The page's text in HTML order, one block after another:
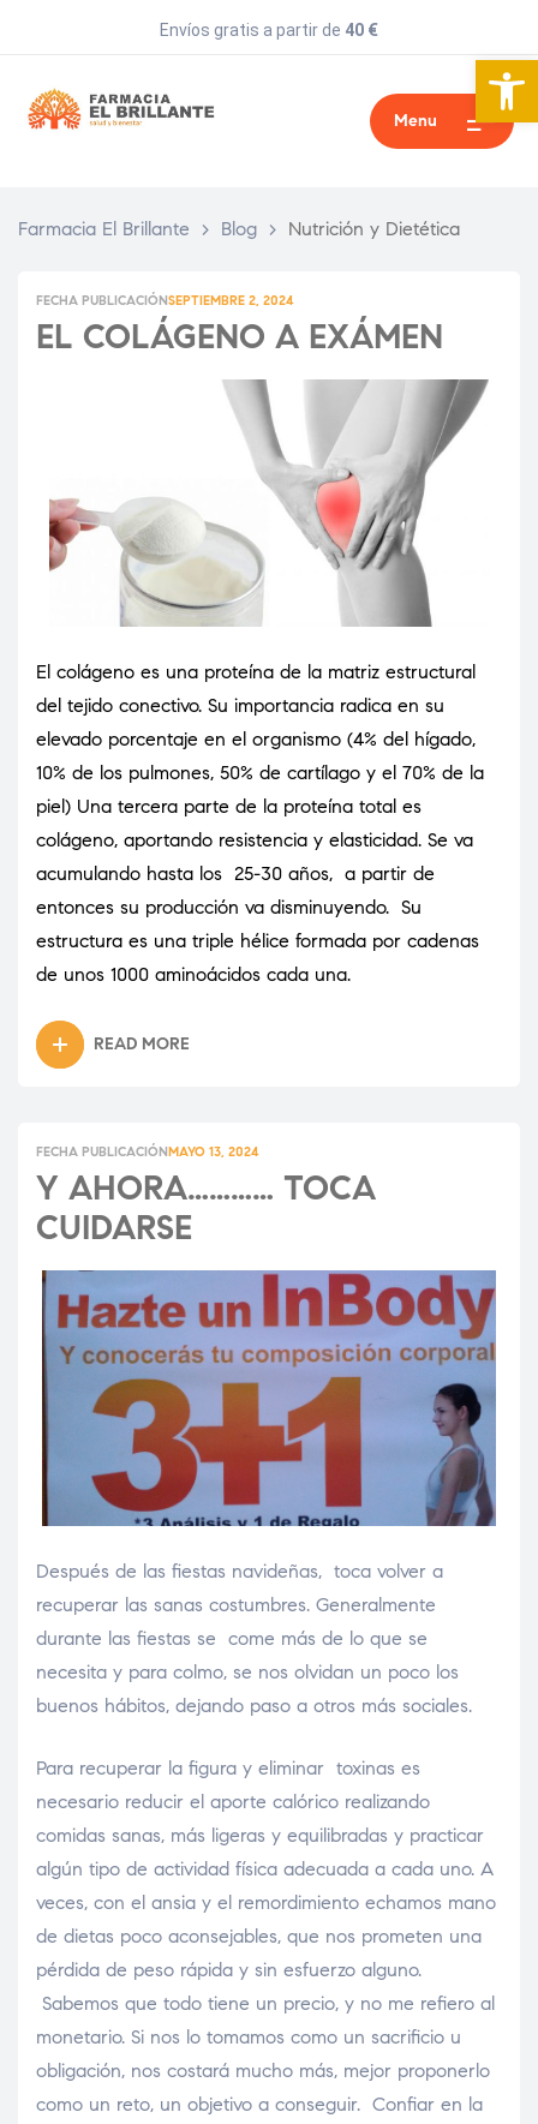
Abrir
Envíos gratis a partir de 40 €
Menu
Farmacia El Brillante > Blog > Nutrición y Dietética
FECHA PUBLICACIÓNSEPTIEMBRE 2, 2024
EL COLÁGENO A EXÁMEN
El colágeno es una proteína de la matriz estructural
del tejido conectivo. Su importancia radica en su
elevado porcentaje en el organismo (4% del hígado,
10% de los pulmones, 50% de cartílago y el 70% de la
piel) Una tercera parte de la proteína total es
colágeno, aportando resistencia y elasticidad. Se va
acumulando hasta los 25-30 años, a partir de
entonces su producción va disminuyendo. Su
estructura es una triple hélice formada por cadenas
de unos 1000 aminoácidos cada una.
READ MORE
FECHA PUBLICACIÓNMAYO 13, 2024
Y AHORA………… TOCA
CUIDARSE
Después de las fiestas navideñas, toca volver a
recuperar las sanas costumbres. Generalmente
durante las fiestas se come más de lo que se
necesita y para colmo, se nos olvidan un poco los
buenos hábitos, dejando paso a otros más sociales.
Para recuperar la figura y eliminar toxinas es
necesario reducir el aporte calórico realizando
comidas sanas, más ligeras y equilibradas y practicar
algún tipo de actividad física adecuada a cada uno. A
veces, con el ansia y el remordimiento echamos mano
de dietas poco aconsejables, que nos prometen una
pérdida de peso rápida y sin esfuerzo alguno.
Sabemos que todo tiene un precio, y no me refiero al
monetario. Si nos lo tomamos como un sacrificio u
obligación, nos costará mucho más, mejor proponerlo
como un reto, un objetivo a conseguir. Confiar en la